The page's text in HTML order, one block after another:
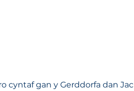
cyntaf gan y Gerddorfa dan Jac